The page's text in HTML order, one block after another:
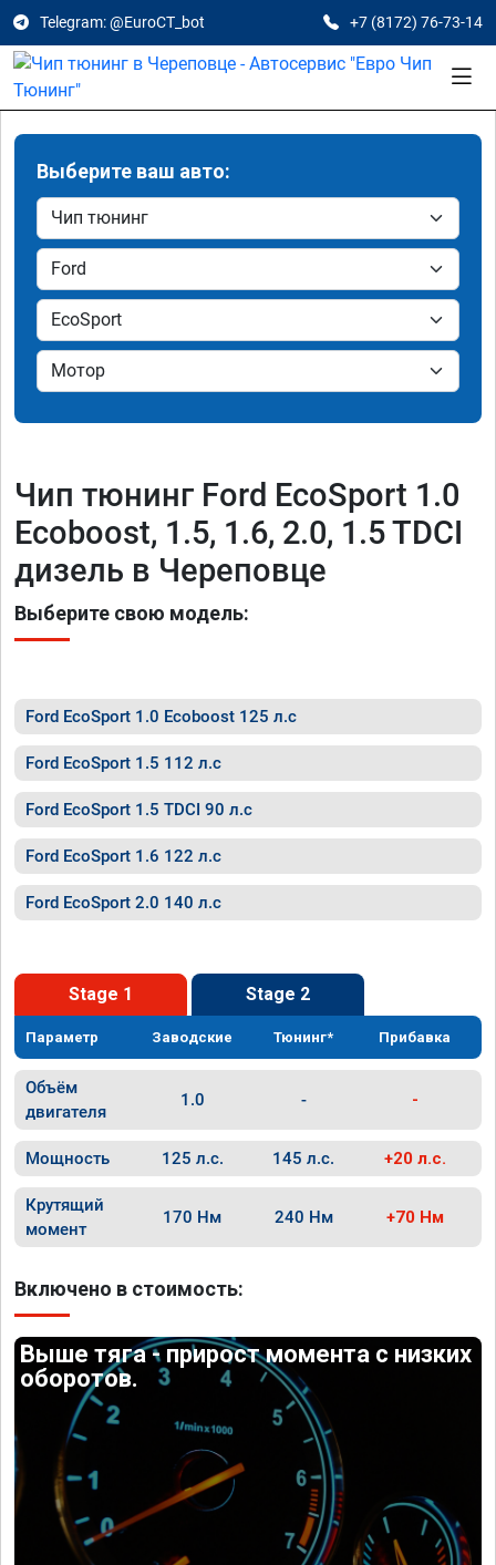
Telegram: @EuroCT_bot +7 (8172) 76-73-14
Выберите ваш авто:
Чип тюнинг Ford EcoSport 1.0
Ecoboost, 1.5, 1.6, 2.0, 1.5 TDCI
дизель в Череповце
Выберите свою модель:
Ford EcoSport 1.0 Ecoboost 125 л.с
Ford EcoSport 1.5 112 л.с
Ford EcoSport 1.5 TDCI 90 л.с
Ford EcoSport 1.6 122 л.с
Ford EcoSport 2.0 140 л.с
Stage 1 Stage 2
Параметр Заводские Тюнинг* Прибавка
Объём
двигателя
1.0 - -
Мощность 125 л.с. 145 л.с. +20 л.с.
Крутящий
момент
170 Нм 240 Нм +70 Нм
Включено в стоимость:
Выше тяга - прирост момента с низких
оборотов.